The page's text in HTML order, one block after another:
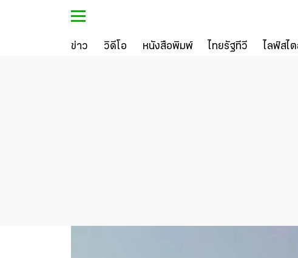
ข่าว วิดีโอ หนังสือพิมพ์ ไทยรัฐทีวี ไลฟ์สไ